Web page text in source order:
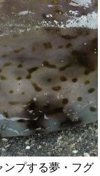
ンプする夢・フグ